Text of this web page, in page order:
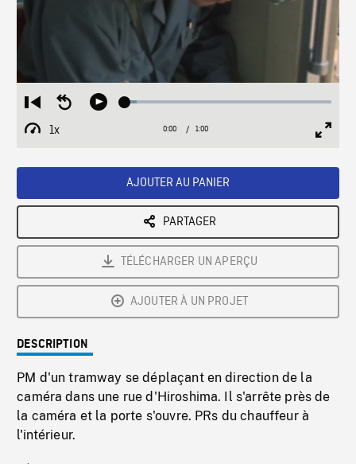
Restart
from
beginning
Seek
Play Loaded:
1x
Playback
Current
0:00 / Duration
1:00
AJOUTER AU PANIER
PARTAGER
TÉLÉCHARGER UN APERÇU
AJOUTER À UN PROJET
DESCRIPTION
PM d'un tramway se déplaçant en direction de la
caméra dans une rue d'Hiroshima. Il s'arrête près de
la caméra et la porte s'ouvre. PRs du chauffeur à
l'intérieur.